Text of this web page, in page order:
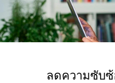
ลดความซับ